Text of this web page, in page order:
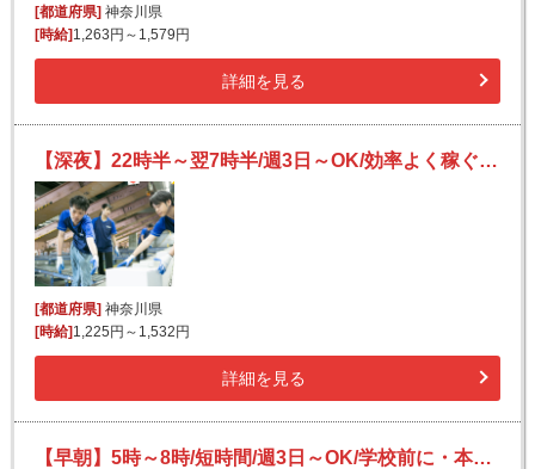
[都道府県] 神奈川県
[時給] 1,263円～1,579円
詳細を見る
【深夜】22時半～翌7時半/週3日～OK/効率よく稼ぐ/鎌倉市内で夜勤仕分け/Wワークにも
[都道府県] 神奈川県
[時給] 1,225円～1,532円
詳細を見る
【早朝】5時～8時/短時間/週3日～OK/学校前に・本業前に/モクモク簡単荷物仕分け！